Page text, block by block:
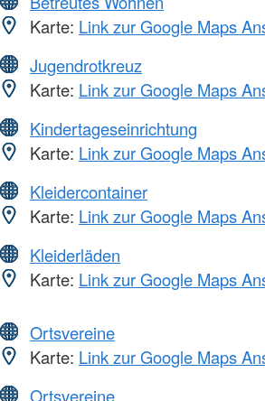
Karte: Link zur Google Maps
Jugendrotkreuz
Karte: Link zur Google Maps
Kindertageseinrichtung
Karte: Link zur Google Maps
Kleidercontainer
Karte: Link zur Google Maps
Kleiderläden
Karte: Link zur Google Maps
Ortsvereine
Karte: Link zur Google Maps
Ortsvereine